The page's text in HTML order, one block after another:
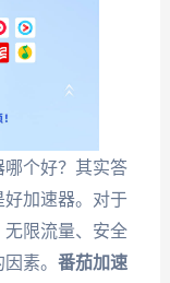
哪个好？其实答
加速器。对于
限流量、安全
素。 番茄加速